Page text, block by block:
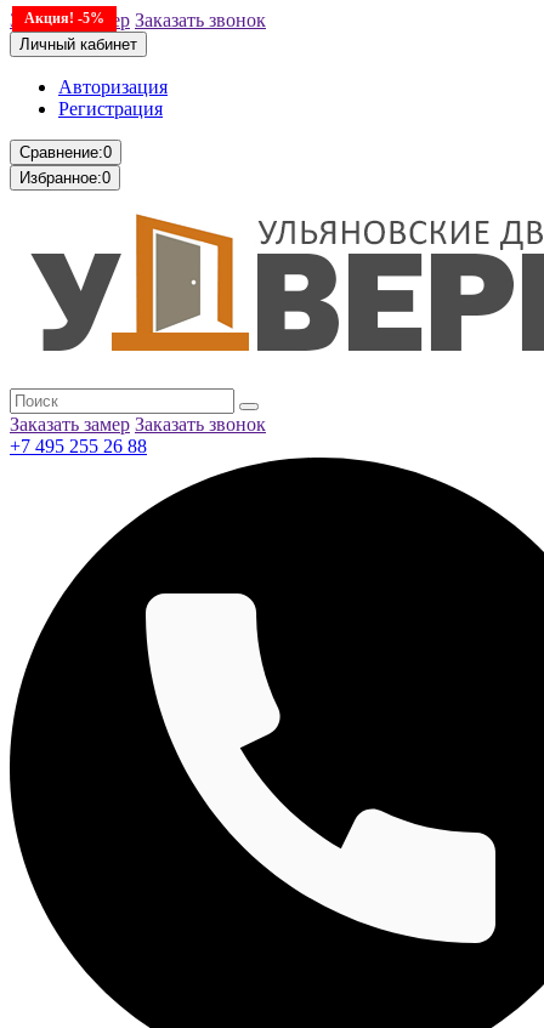
Заказать замер Заказать звонок
Личный кабинет
Авторизация
Регистрация
Сравнение:0
Избранное:0
Заказать замер Заказать звонок
+7 495 255 26 88
Акция! -5%